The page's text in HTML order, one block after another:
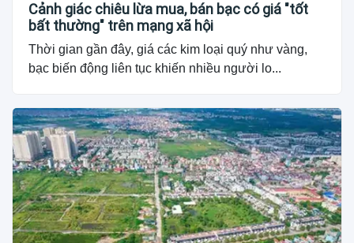
Cảnh giác chiêu lừa mua, bán bạc có giá "tốt
bất thường" trên mạng xã hội
Thời gian gần đây, giá các kim loại quý như vàng,
bạc biến động liên tục khiến nhiều người lo...